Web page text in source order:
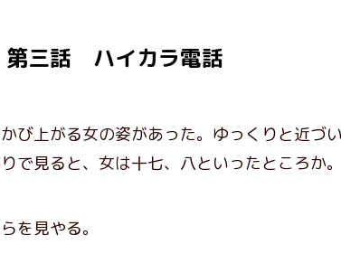
第三話 ハイカラ電話
上がる女の姿があった。ゆっくりと近づ
で見ると、女は十七、八といったところか。
を見やる。